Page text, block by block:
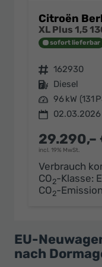
Citroën
sofort lieferbar
Fahrzeugnr. 162930
Kraftstoff Diesel
Leistung 96 kW (131
02.03.2026
29.290,–
incl. 19% MwSt.
Verbrauch
CO2-Klasse: E
CO2-
EU-
nach